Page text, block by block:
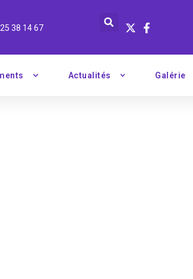
38 14 67
Actualités Galérie